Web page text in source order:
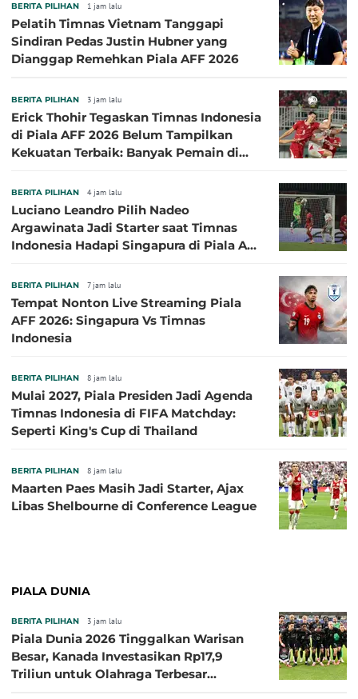
BERITA PILIHAN 1 jam lalu
Pelatih Timnas Vietnam Tanggapi
Sindiran Pedas Justin Hubner yang
Dianggap Remehkan Piala AFF 2026
BERITA PILIHAN 3 jam lalu
Erick Thohir Tegaskan Timnas Indonesia
di Piala AFF 2026 Belum Tampilkan
Kekuatan Terbaik: Banyak Pemain di
BERITA PILIHAN 4 jam lalu
Luciano Leandro Pilih Nadeo
Argawinata Jadi Starter saat Timnas
Indonesia Hadapi Singapura di Piala AFF
BERITA PILIHAN 7 jam lalu
Tempat Nonton Live Streaming Piala
AFF 2026: Singapura Vs Timnas
Indonesia
BERITA PILIHAN 8 jam lalu
Mulai 2027, Piala Presiden Jadi Agenda
Timnas Indonesia di FIFA Matchday:
Seperti King's Cup di Thailand
BERITA PILIHAN 8 jam lalu
Maarten Paes Masih Jadi Starter, Ajax
Libas Shelbourne di Conference League
PIALA DUNIA
BERITA PILIHAN 3 jam lalu
Piala Dunia 2026 Tinggalkan Warisan
Besar, Kanada Investasikan Rp17,9
Triliun untuk Olahraga Terbesar